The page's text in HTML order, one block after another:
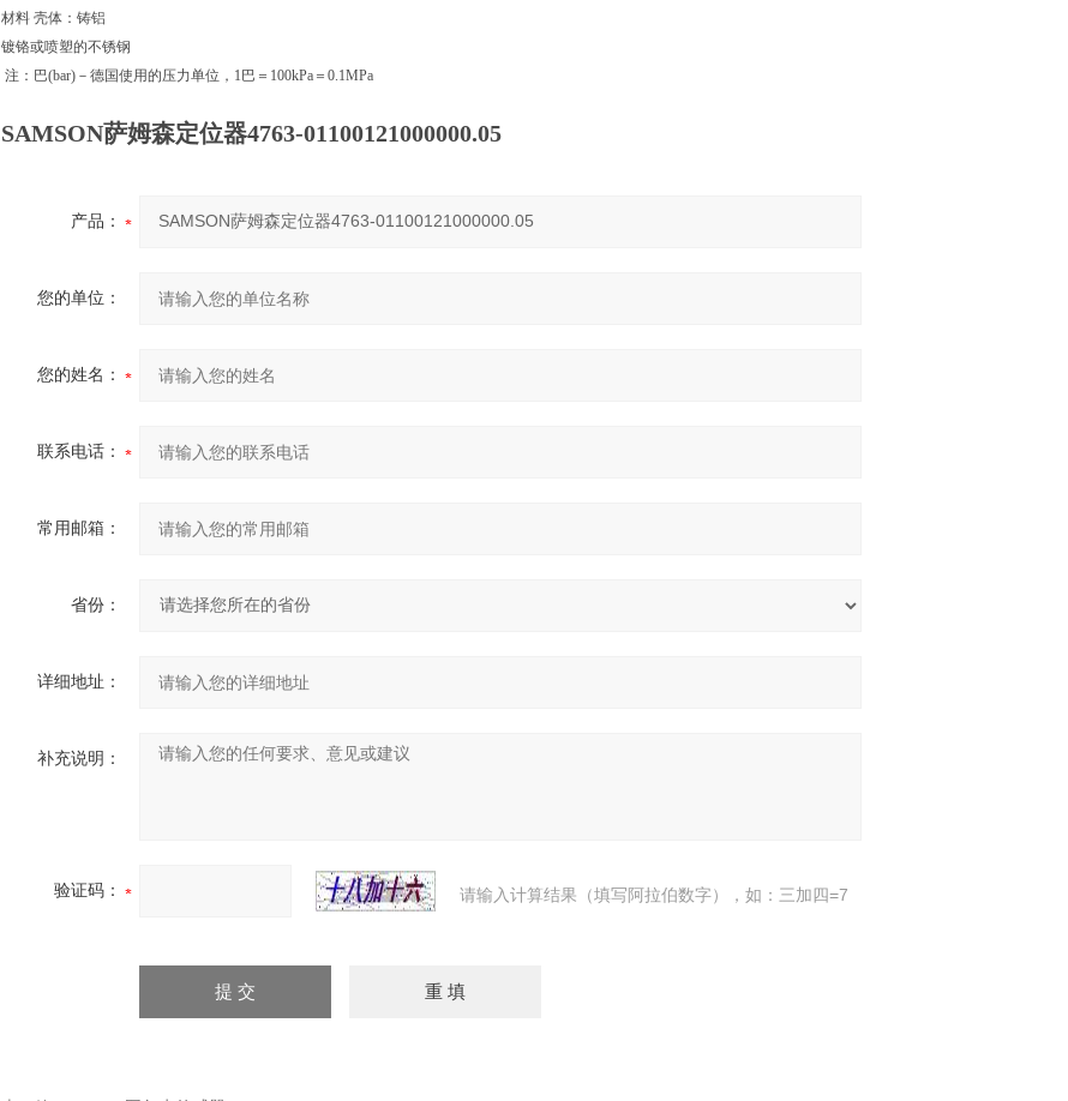
材料 壳体：铸铝
镀铬或喷塑的不锈钢
注：巴(bar)－德国使用的压力单位，1巴＝100kPa＝0.1MPa
SAMSON萨姆森定位器4763-01100121000000.05
产品：
您的单位：
您的姓名：
联系电话：
常用邮箱：
省份：
详细地址：
补充说明：
验证码： 请输入计算结果（填写阿拉伯数字），如：三加四=7